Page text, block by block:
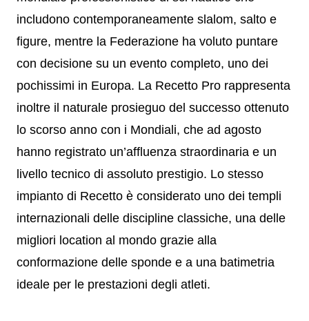
includono contemporaneamente slalom, salto e
figure, mentre la Federazione ha voluto puntare
con decisione su un evento completo, uno dei
pochissimi in Europa. La Recetto Pro rappresenta
inoltre il naturale prosieguo del successo ottenuto
lo scorso anno con i Mondiali, che ad agosto
hanno registrato un’affluenza straordinaria e un
livello tecnico di assoluto prestigio. Lo stesso
impianto di Recetto è considerato uno dei templi
internazionali delle discipline classiche, una delle
migliori location al mondo grazie alla
conformazione delle sponde e a una batimetria
ideale per le prestazioni degli atleti.